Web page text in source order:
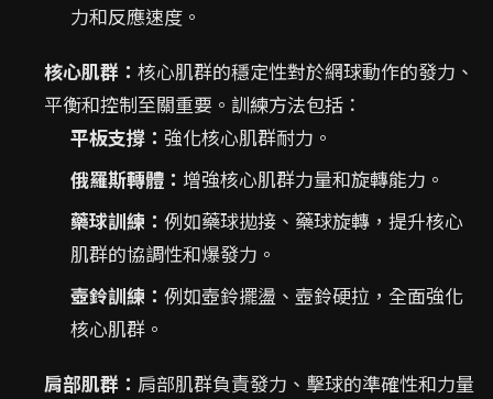
力和反應速度。
核心肌群： 核心肌群的穩定性對於網球動作的發力、
平衡和控制至關重要。訓練方法包括：
平板支撐： 強化核心肌群耐力。
俄羅斯轉體： 增強核心肌群力量和旋轉能力。
藥球訓練： 例如藥球拋接、藥球旋轉，提升核心
肌群的協調性和爆發力。
壺鈴訓練： 例如壺鈴擺盪、壺鈴硬拉，全面強化
核心肌群。
肩部肌群： 肩部肌群負責發力、擊球的準確性和力量